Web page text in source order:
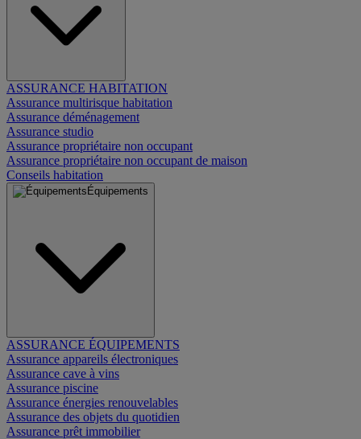
ASSURANCE HABITATION
Assurance multirisque habitation
Assurance déménagement
Assurance studio
Assurance propriétaire non occupant
Assurance propriétaire non occupant de maison
Conseils habitation
Équipements
ASSURANCE ÉQUIPEMENTS
Assurance appareils électroniques
Assurance cave à vins
Assurance piscine
Assurance énergies renouvelables
Assurance des objets du quotidien
Assurance prêt immobilier